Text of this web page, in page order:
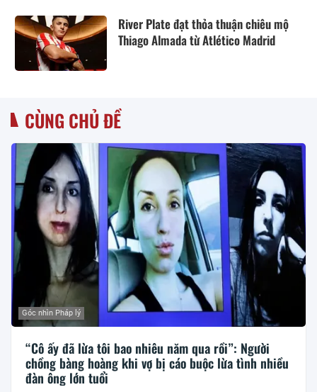
River Plate đạt thỏa thuận chiêu mộ
Thiago Almada từ Atlético Madrid
CÙNG CHỦ ĐỀ
Góc nhìn Pháp lý
“Cô ấy đã lừa tôi bao nhiêu năm qua rồi”: Người
chồng bàng hoàng khi vợ bị cáo buộc lừa tình nhiều
đàn ông lớn tuổi